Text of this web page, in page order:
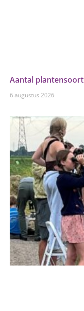
Aantal
6 augustus 2026